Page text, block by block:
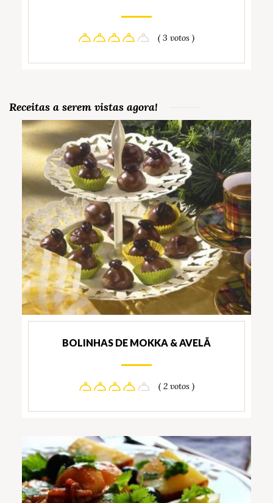
( 3 votos )
Receitas a serem vistas agora!
BOLINHAS DE MOKKA & AVELÃ
( 2 votos )